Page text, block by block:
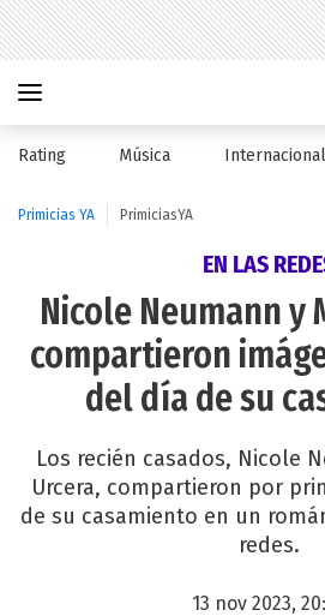
Rating Música
Primicias YA PrimiciasYA
EN LAS
Nicole Neumann y
compartieron
del día de su
Los recién casados, Nicole
Urcera, compartieron por
de su casamiento en un
redes.
13 nov 2023,